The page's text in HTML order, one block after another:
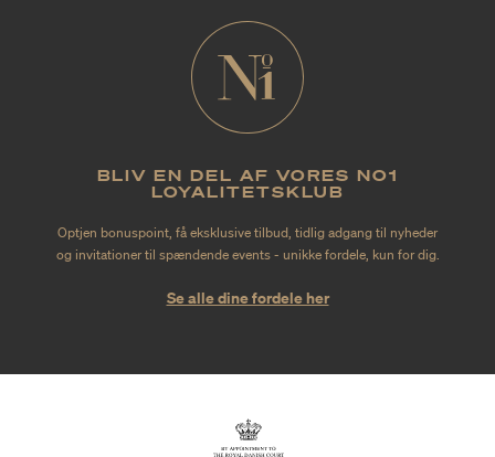
BLIV EN DEL AF VORES NO1
LOYALITETSKLUB
Optjen bonuspoint, få eksklusive tilbud, tidlig adgang til nyheder
og invitationer til spændende events - unikke fordele, kun for dig.
Se alle dine fordele her